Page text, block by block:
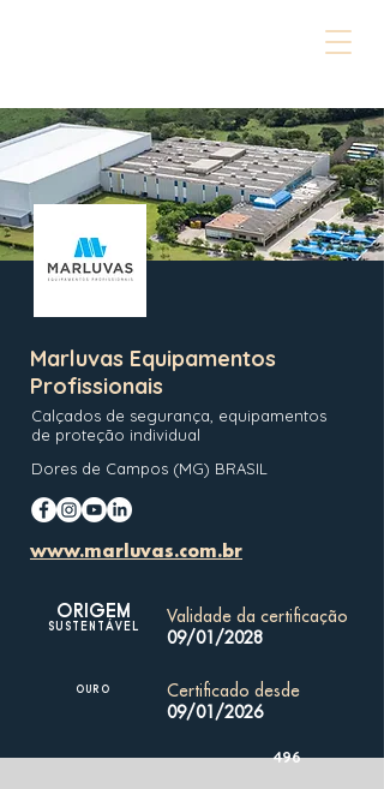
Marluvas Equipamentos
Profissionais
Calçados de segurança, equipamentos
de proteção individual
Dores de Campos (MG) BRASIL
www.marluvas.com.br
ORIGEM
SUSTENTÁVEL
OURO
Validade da certificação
09/01/2028
Certificado desde
09/01/2026
496